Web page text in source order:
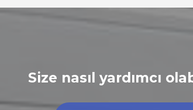
Size nasıl yardımcı